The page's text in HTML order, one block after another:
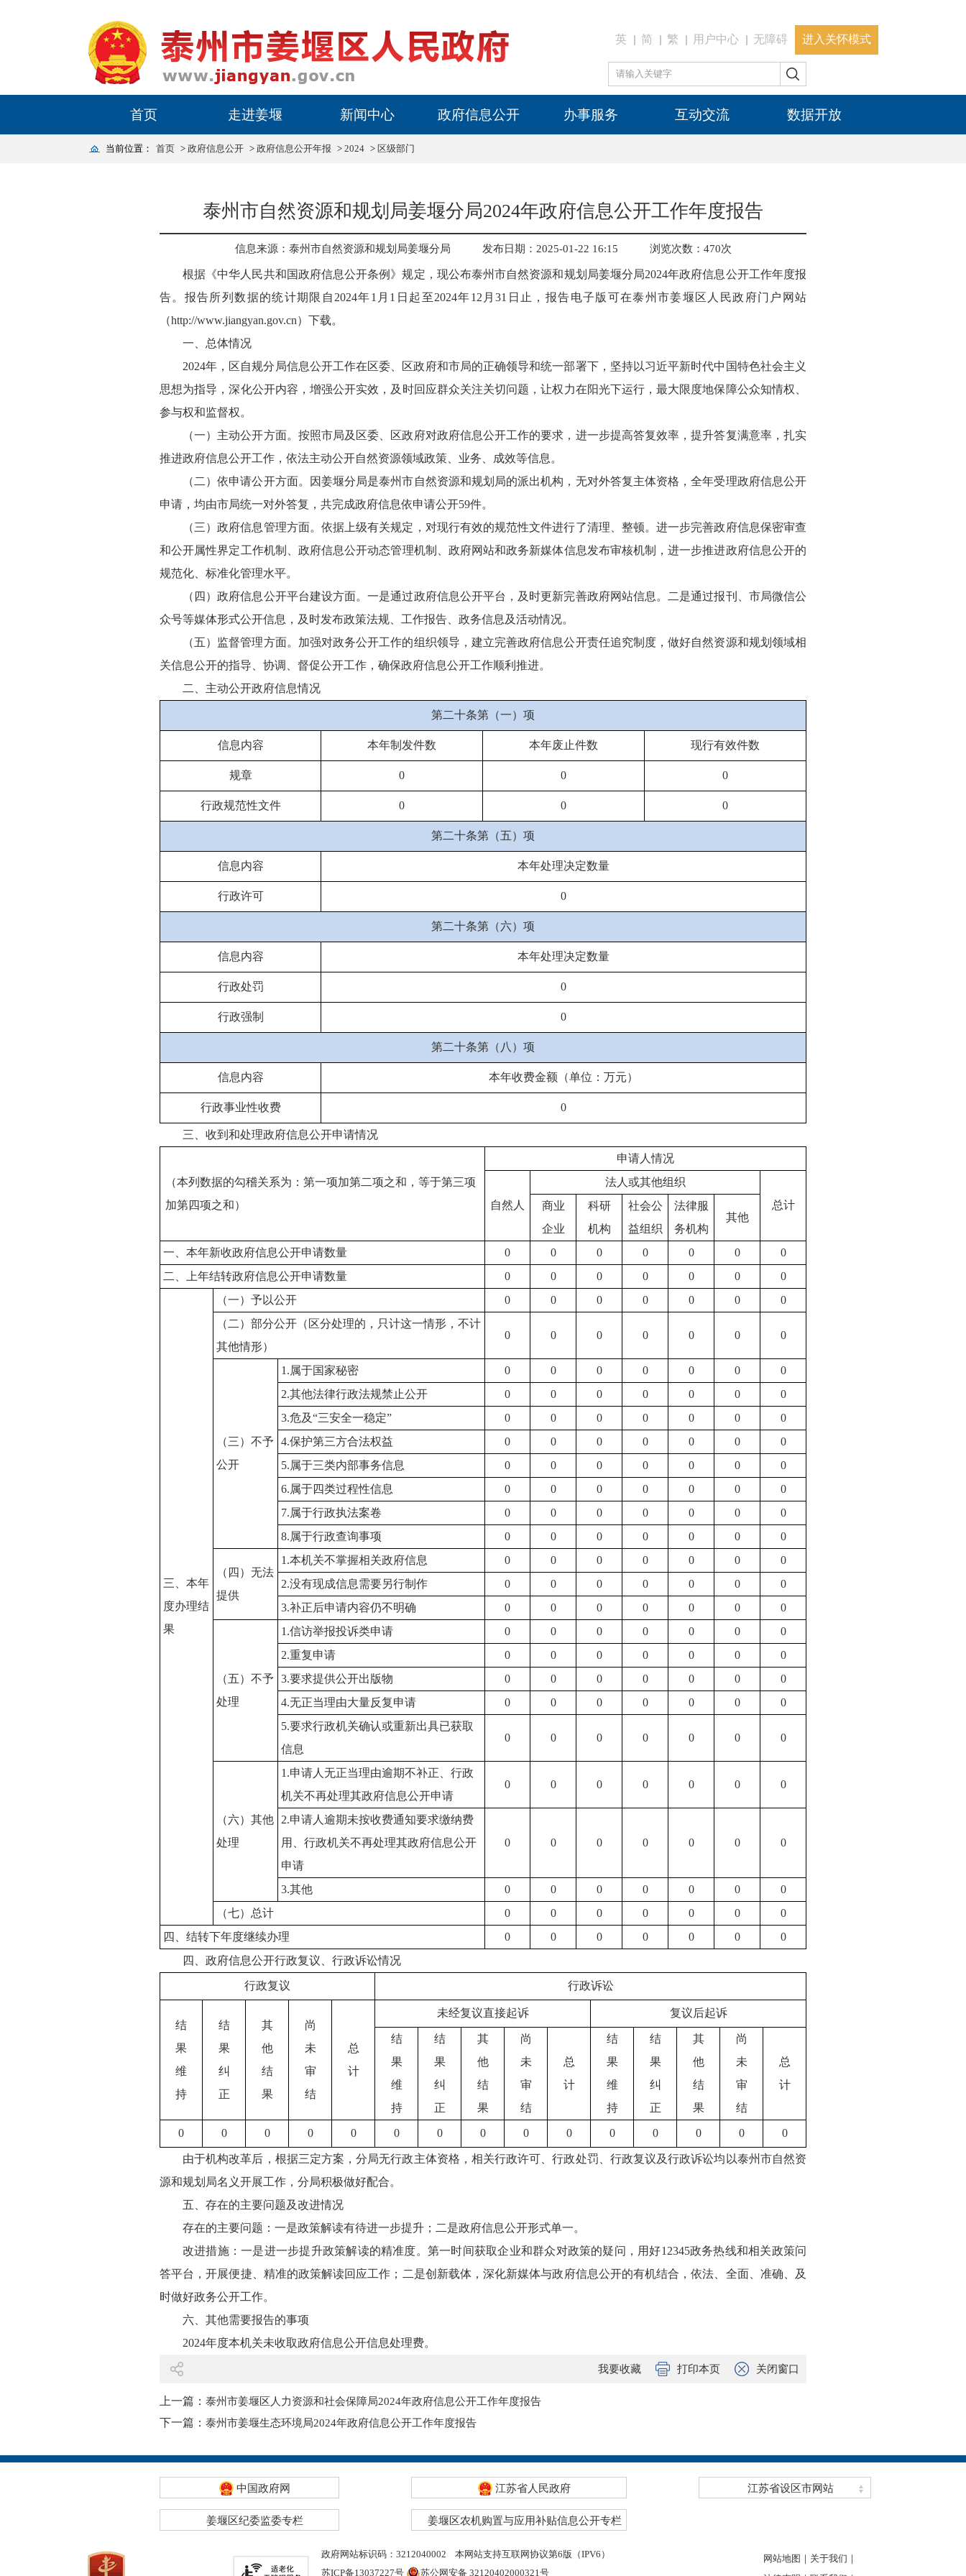
英 简 繁 用户中心 无障碍 进入关怀模式
首页 走进姜堰 新闻中心 政府信息公开 办事服务 互动交流 数据开放
当前位置： 首页 > 政府信息公开 > 政府信息公开年报 > 2024 > 区级部门
泰州市自然资源和规划局姜堰分局2024年政府信息公开工作年度报告
信息来源：泰州市自然资源和规划局姜堰分局 发布日期：2025-01-22 16:15 浏览次数： 470次
根据《中华人民共和国政府信息公开条例》规定，现公布泰州市自然资源和规划局姜堰分局2024年政府信息公开工作年度报
告。报告所列数据的统计期限自2024年1月1日起至2024年12月31日止，报告电子版可在泰州市姜堰区人民政府门户网站
（http://www.jiangyan.gov.cn）下载。
一、总体情况
2024年，区自规分局信息公开工作在区委、区政府和市局的正确领导和统一部署下，坚持以习近平新时代中国特色社会主义
思想为指导，深化公开内容，增强公开实效，及时回应群众关注关切问题，让权力在阳光下运行，最大限度地保障公众知情权、
参与权和监督权。
（一）主动公开方面。按照市局及区委、区政府对政府信息公开工作的要求，进一步提高答复效率，提升答复满意率，扎实
推进政府信息公开工作，依法主动公开自然资源领域政策、业务、成效等信息。
（二）依申请公开方面。因姜堰分局是泰州市自然资源和规划局的派出机构，无对外答复主体资格，全年受理政府信息公开
申请，均由市局统一对外答复，共完成政府信息依申请公开59件。
（三）政府信息管理方面。依据上级有关规定，对现行有效的规范性文件进行了清理、整顿。进一步完善政府信息保密审查
和公开属性界定工作机制、政府信息公开动态管理机制、政府网站和政务新媒体信息发布审核机制，进一步推进政府信息公开的
规范化、标准化管理水平。
（四）政府信息公开平台建设方面。一是通过政府信息公开平台，及时更新完善政府网站信息。二是通过报刊、市局微信公
众号等媒体形式公开信息，及时发布政策法规、工作报告、政务信息及活动情况。
（五）监督管理方面。加强对政务公开工作的组织领导，建立完善政府信息公开责任追究制度，做好自然资源和规划领域相
关信息公开的指导、协调、督促公开工作，确保政府信息公开工作顺利推进。
二、主动公开政府信息情况
第二十条第（一）项
信息内容 本年制发件数 本年废止件数 现行有效件数
规章 0 0 0
行政规范性文件 0 0 0
第二十条第（五）项
信息内容 本年处理决定数量
行政许可 0
第二十条第（六）项
信息内容 本年处理决定数量
行政处罚 0
行政强制 0
第二十条第（八）项
信息内容 本年收费金额（单位：万元）
行政事业性收费 0
三、收到和处理政府信息公开申请情况
（本列数据的勾稽关系为：第一项加第二项之和，等于第三项
加第四项之和）
申请人情况
自然人
法人或其他组织
总计
商业
企业
科研
机构
社会公
益组织
法律服
务机构
其他
一、本年新收政府信息公开申请数量 0 0 0 0 0 0
0
二、上年结转政府信息公开申请数量
0 0 0 0 0 0 0
三、本年
度办理结
果
（一）予以公开 0 0 0 0 0 0
0
（二）部分公开（区分处理的，只计这一情形，不计
其他情形）
0 0 0 0 0 0 0
（三）不予
公开
1.属于国家秘密 0 0 0 0 0 0
0
2.其他法律行政法规禁止公开
0 0 0 0 0 0
0
3.危及“三安全一稳定”
0 0 0 0 0 0
0
4.保护第三方合法权益
0 0 0 0 0 0
0
5.属于三类内部事务信息
0 0 0 0 0 0
0
6.属于四类过程性信息
0 0 0 0 0 0
0
7.属于行政执法案卷
0 0 0 0 0 0
0
8.属于行政查询事项
0 0 0 0 0 0 0
（四）无法
提供
1.本机关不掌握相关政府信息 0 0 0 0 0 0
0
2.没有现成信息需要另行制作
0 0 0 0 0 0
0
3.补正后申请内容仍不明确
0 0 0 0 0 0 0
（五）不予
处理
1.信访举报投诉类申请 0 0 0 0 0 0
0
2.重复申请
0 0 0 0 0 0
0
3.要求提供公开出版物
0 0 0 0 0 0
0
4.无正当理由大量反复申请
0 0 0 0 0 0
0
5.要求行政机关确认或重新出具已获取
信息
0 0 0 0 0 0 0
（六）其他
处理
1.申请人无正当理由逾期不补正、行政
机关不再处理其政府信息公开申请
0 0 0 0 0 0 0
2.申请人逾期未按收费通知要求缴纳费
用、行政机关不再处理其政府信息公开
申请
0 0 0 0 0 0 0
3.其他 0 0 0 0 0 0
0
（七）总计
0 0 0 0 0 0
0
四、结转下年度继续办理
0 0 0 0 0 0
0
四、政府信息公开行政复议、行政诉讼情况
行政复议 行政诉讼
结
果
维
持
结
果
纠
正
其
他
结
果
尚
未
审
结
总
计
未经复议直接起诉 复议后起诉
结
果
维
持
结
果
纠
正
其
他
结
果
尚
未
审
结
总
计
结
果
维
持
结
果
纠
正
其
他
结
果
尚
未
审
结
总
计
0 0 0 0 0 0 0 0 0 0 0 0 0 0 0
由于机构改革后，根据三定方案，分局无行政主体资格，相关行政许可、行政处罚、行政复议及行政诉讼均以泰州市自然资
源和规划局名义开展工作，分局积极做好配合。
五、存在的主要问题及改进情况
存在的主要问题：一是政策解读有待进一步提升；二是政府信息公开形式单一。
改进措施：一是进一步提升政策解读的精准度。第一时间获取企业和群众对政策的疑问，用好12345政务热线和相关政策问
答平台，开展便捷、精准的政策解读回应工作；二是创新载体，深化新媒体与政府信息公开的有机结合，依法、全面、准确、及
时做好政务公开工作。
六、其他需要报告的事项
2024年度本机关未收取政府信息公开信息处理费。
我要收藏 打印本页 关闭窗口
上一篇： 泰州市姜堰区人力资源和社会保障局2024年政府信息公开工作年度报告
下一篇： 泰州市姜堰生态环境局2024年政府信息公开工作年度报告
中国政府网 江苏省人民政府 江苏省设区市网站
姜堰区纪委监委专栏 姜堰区农机购置与应用补贴信息公开专栏
政府网站标识码：3212040002
本网站支持互联网协议第6版（IPV6）
苏ICP备13037227号
苏公网安备 32120402000321号
网站地图｜ 关于我们｜